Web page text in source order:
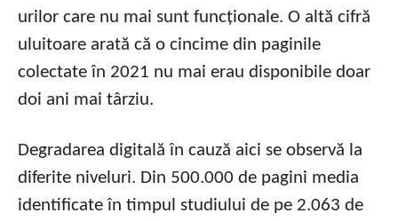
urilor care nu mai sunt funcționale. O altă cifră
uluitoare arată că o cincime din paginile
colectate în 2021 nu mai erau disponibile doar
doi ani mai târziu.
Degradarea digitală în cauză aici se observă la
diferite niveluri. Din 500.000 de pagini media
identificate în timpul studiului de pe 2.063 de